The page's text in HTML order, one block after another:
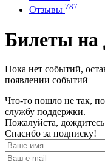
Отзывы 787
Билеты на
Пока нет событий,
появлении событий
Что-то пошло не так,
службу поддержки.
Пожалуйста,
Спасибо за подписку!